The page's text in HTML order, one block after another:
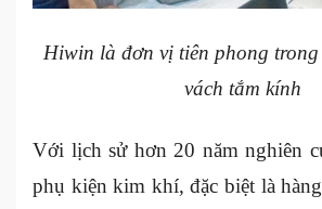
Hiwin là đơn vị tiên phong
vách tắm kính
Với lịch sử hơn 20 năm nghiên
phụ kiện kim khí, đặc biệt là